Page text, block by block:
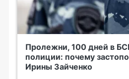
Пролежни, 100 дней в
полиции: почему
Ирины Зайченко